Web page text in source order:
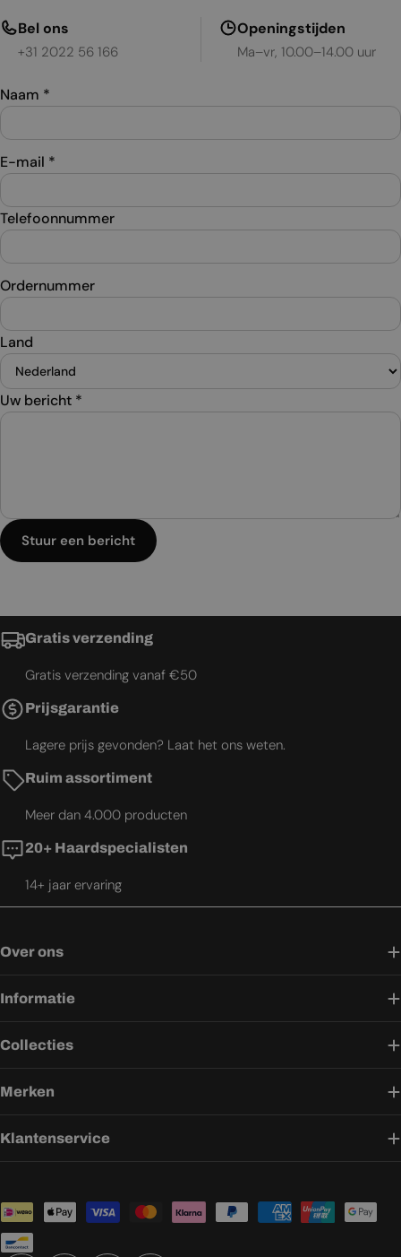
Bel ons
+31 2022 56 166
Openingstijden
Ma–vr, 10.00–14.00 uur
Naam *
E-mail *
Telefoonnummer
Ordernummer
Land
Uw bericht *
Stuur een bericht
Gratis verzending
Gratis verzending vanaf €50
Prijsgarantie
Lagere prijs gevonden? Laat het ons weten.
Ruim assortiment
Meer dan 4.000 producten
20+ Haardspecialisten
14+ jaar ervaring
Over ons
Informatie
Collecties
Merken
Klantenservice
Betaalmethoden